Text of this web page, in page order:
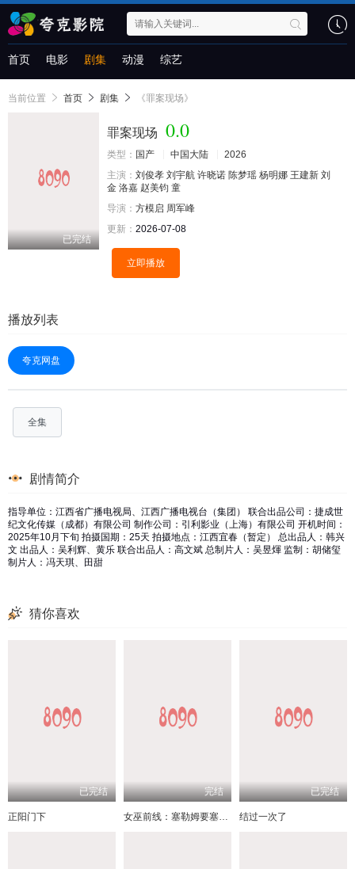
首页 电影 剧集 动漫 综艺
当前位置 首页 剧集 《罪案现场》
已完结
罪案现场 0.0
类型： 国产 中国大陆
2026
主演： 刘俊孝 刘宇航 许晓诺 陈梦瑶 杨明娜 王建新 刘
金 洛嘉 赵美钧 童
导演： 方模启 周军峰
更新： 2026-07-08
立即播放
播放列表
夸克网盘
全集
剧情简介
指导单位：江西省广播电视局、江西广播电视台（集团） 联合出品公司：捷成世
纪文化传媒（成都）有限公司 制作公司：引利影业（上海）有限公司 开机时间：
2025年10月下旬 拍摄国期：25天 拍摄地点：江西宜春（暂定） 总出品人：韩兴
文 出品人：吴利辉、黄乐 联合出品人：高文斌 总制片人：吴昱煇 监制：胡储玺
制片人：冯天琪、田甜
猜你喜欢
已完结
正阳门下
完结
女巫前线：塞勒姆要塞第三季
已完结
结过一次了